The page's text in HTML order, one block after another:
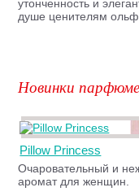
утонченность и
душе ценителям
Новинки
Pillow Princess
Очаровательный и
аромат для женщин.